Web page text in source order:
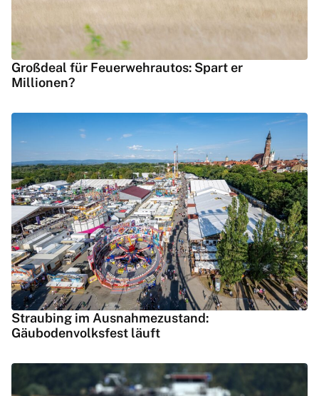
Großdeal für Feuerwehrautos: Spart er
Millionen?
Straubing im Ausnahmezustand:
Gäubodenvolksfest läuft